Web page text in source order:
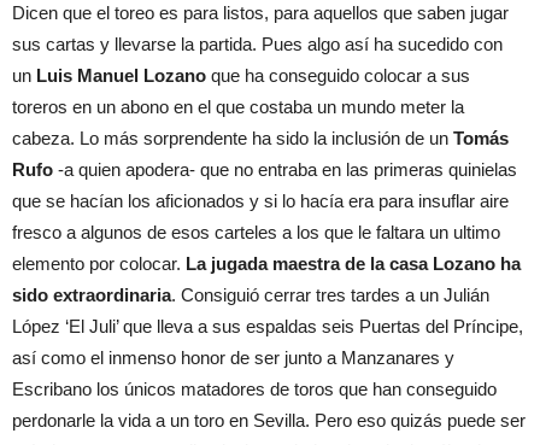
Dicen que el toreo es para listos, para aquellos que saben jugar
sus cartas y llevarse la partida. Pues algo así ha sucedido con
un Luis Manuel Lozano que ha conseguido colocar a sus
toreros en un abono en el que costaba un mundo meter la
cabeza. Lo más sorprendente ha sido la inclusión de un Tomás
Rufo -a quien apodera- que no entraba en las primeras quinielas
que se hacían los aficionados y si lo hacía era para insuflar aire
fresco a algunos de esos carteles a los que le faltara un ultimo
elemento por colocar. La jugada maestra de la casa Lozano ha
sido extraordinaria. Consiguió cerrar tres tardes a un Julián
López ‘El Juli’ que lleva a sus espaldas seis Puertas del Príncipe,
así como el inmenso honor de ser junto a Manzanares y
Escribano los únicos matadores de toros que han conseguido
perdonarle la vida a un toro en Sevilla. Pero eso quizás puede ser